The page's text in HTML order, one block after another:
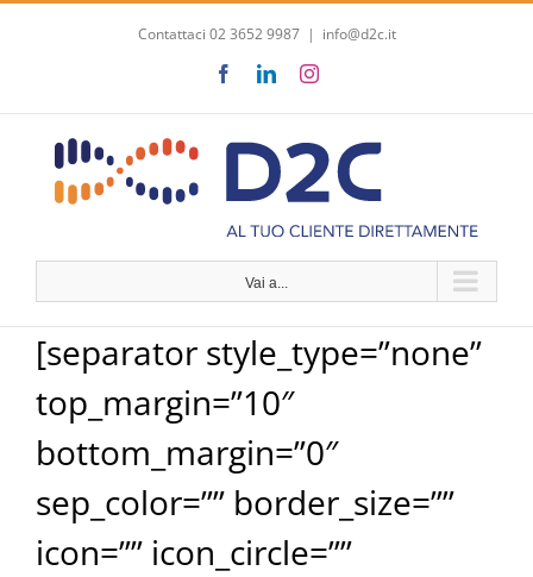
Salta
Contattaci 02 3652 9987 | info@d2c.it
FacebookLinkedInInstagram
Vai a...
[separator style_type=”none”
top_margin=”10″
bottom_margin=”0″
sep_color=”” border_size=””
icon=”” icon_circle=””